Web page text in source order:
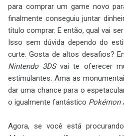
para comprar um game novo
finalmente conseguiu juntar
título comprar. E então, qual vai
Isso sem dúvida dependo do
curte. Gosta de altos desafios?
Nintendo 3DSvai te oferecer
estimulantes. Ama as
dar uma chance para o
o igualmente fantástico Pokémon
Agora, se você está